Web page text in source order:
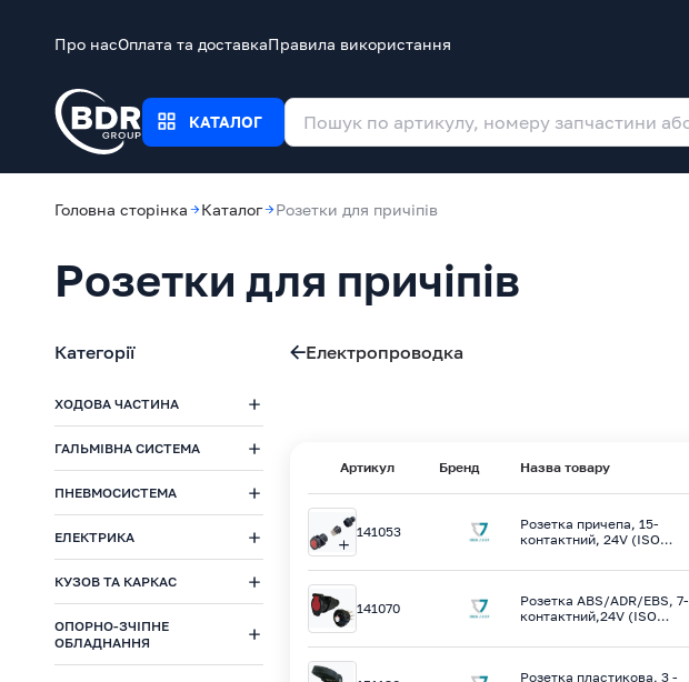
Про насОплата та доставкаПравила використання
КАТАЛОГ
Головна сторінка Каталог Розетки для причіпів
Розетки для причіпів
Категорії
ХОДОВА ЧАСТИНА
ГАЛЬМІВНА СИСТЕМА
ПНЕВМОСИСТЕМА
ЕЛЕКТРИКА
КУЗОВ ТА КАРКАС
ОПОРНО-ЗЧІПНЕ
ОБЛАДНАННЯ
Електропроводка
Артикул Бренд Назва товару
141053
Розетка причепа, 15-
контактний, 24V (ISO
JAEGER
141070
Розетка ABS/ADR/EBS, 7-
контактний,24V (ISO
Розетка пластикова, 3 -